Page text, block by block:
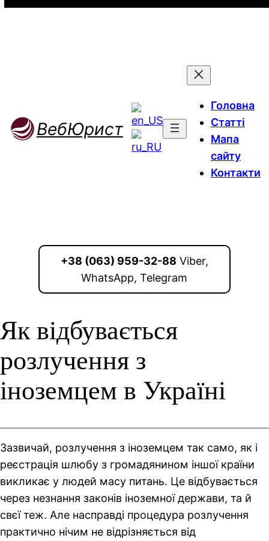
ВебЮрист
Головна
Статті
Мапа
сайту
Контакти
+38 (063) 959-32-88 Viber,
WhatsApp, Telegram
Як відбувається
розлучення з
іноземцем в Україні
Зазвичай, розлучення з іноземцем так само, як і
реєстрація шлюбу з громадянином іншої країни
викликає у людей масу питань. Це відбувається
через незнання законів іноземної держави, та й
свєї теж. Але насправді процедура розлучення
практично нічим не відрізняється від